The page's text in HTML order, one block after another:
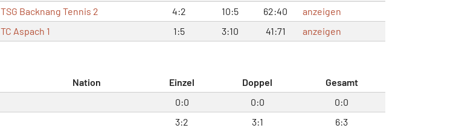
TSG Backnang Tennis 2 4:2 10:5 62:40
anzeigen
TC Aspach 1 1:5 3:10 41:71 anzeigen
Nation Einzel Doppel
Gesamt
0:0 0:0
0:0
3:2 3:1
6:3